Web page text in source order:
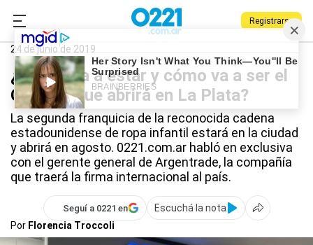
Registrarse
0221.com.ar
Carter's en La Plata
24 de junio de 2019
¿Dónde va a estar y cómo va a ser el
Carter's que abrirá en La Plata?
La segunda franquicia de la reconocida cadena
estadounidense de ropa infantil estará en la ciudad
y abrirá en agosto. 0221.com.ar habló en exclusiva
con el gerente general de Argentrade, la compañía
que traerá la firma internacional al país.
Seguí a 0221 en
Escuchá la nota
Por Florencia Troccoli